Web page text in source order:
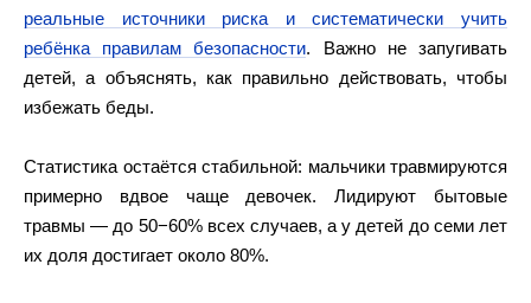
реальные источники риска и систематически учить
ребёнка правилам безопасности. Важно не запугивать
детей, а объяснять, как правильно действовать, чтобы
избежать беды.
Статистика остаётся стабильной: мальчики травмируются
примерно вдвое чаще девочек. Лидируют бытовые
травмы — до 50−60% всех случаев, а у детей до семи лет
их доля достигает около 80%.